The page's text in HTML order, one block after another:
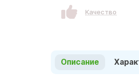
Качество
Описание